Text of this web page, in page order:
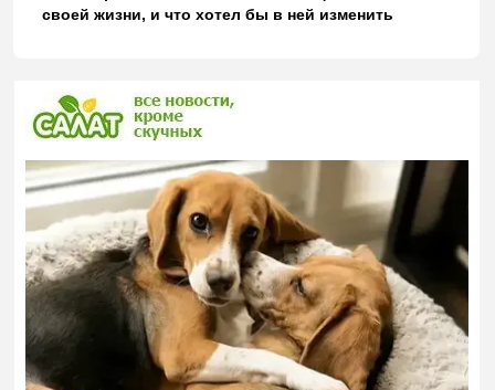
своей жизни, и что хотел бы в ней изменить